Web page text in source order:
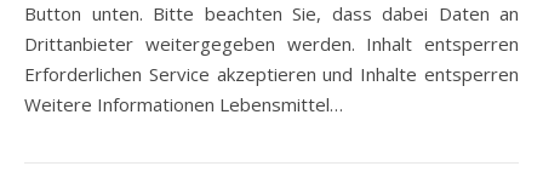
Button unten. Bitte beachten Sie, dass dabei Daten an
Drittanbieter weitergegeben werden. Inhalt entsperren
Erforderlichen Service akzeptieren und Inhalte entsperren
Weitere Informationen Lebensmittel…